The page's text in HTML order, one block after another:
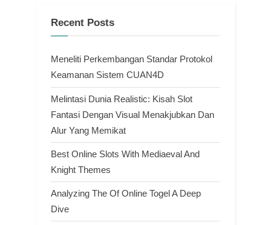
Recent Posts
Meneliti Perkembangan Standar Protokol
Keamanan Sistem CUAN4D
Melintasi Dunia Realistic: Kisah Slot
Fantasi Dengan Visual Menakjubkan Dan
Alur Yang Memikat
Best Online Slots With Mediaeval And
Knight Themes
Analyzing The Of Online Togel A Deep
Dive